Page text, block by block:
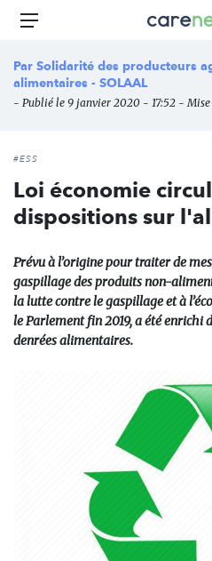
Aller
principal
média
acteurs
Menu
Par Solidarité des producteurs
alimentaires - SOLAAL
- Publié le 9 janvier 2020 - 17:52 -
#ESS
Loi économie
dispositions sur
Prévu à l’origine pour traiter de
gaspillage des produits non-
la lutte contre le gaspillage et à
le Parlement fin 2019, a été enrichi
denrées alimentaires.